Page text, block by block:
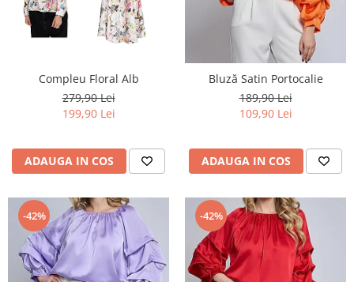
Compleu Floral Alb
279,90 Lei
199,90 Lei
ADAUGA IN COS
Bluză Satin Portocalie
189,90 Lei
109,90 Lei
ADAUGA IN COS
-42% -42%